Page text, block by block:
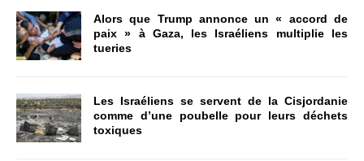
Alors que Trump annonce un « accord de
paix » à Gaza, les Israéliens multiplie les
tueries
Les Israéliens se servent de la Cisjordanie
comme d’une poubelle pour leurs déchets
toxiques